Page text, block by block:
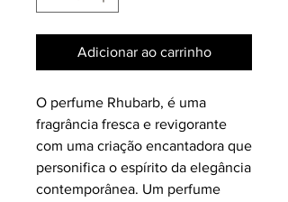
Adicionar ao carrinho
O perfume Rhubarb, é uma
fragrância fresca e revigorante
com uma criação encantadora que
personifica o espírito da elegância
contemporânea. Um perfume